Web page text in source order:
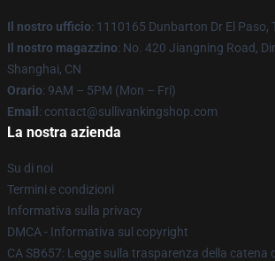
Il nostro ufficio: 1110165 Dunbarton Dr El Paso,
Il nostro magazzino: No. 420 Jiangning Road,
Shanghai, CN
Orario: 9AM – 5PM (Mon – Fri)
Email : contact@sullivankingshop.com
La nostra azienda
Su di noi
Termini e condizioni
Informativa sulla privacy
DMCA - Informativa sul copyright
CA SB657: Legge sulla trasparenza della catena